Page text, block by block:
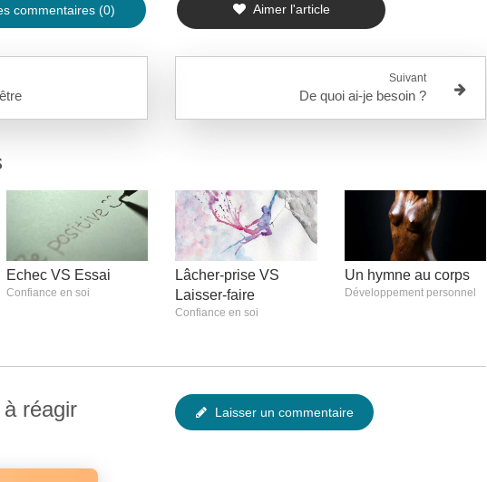
commentaires (0) Aimer l'article
Suivant
De quoi ai-je besoin ?
Echec VS Essai
Confiance en soi
Lâcher-prise VS
Laisser-faire
Confiance en soi
Un hymne au corps
Développement personnel
réagir Laisser un commentaire